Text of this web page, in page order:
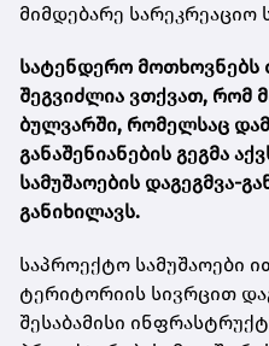
მიმდებარე სარეკრეაციო
სატენდერო მოთხოვნებს
შეგვიძლია ვთქვათ, რომ
ბულვარში, რომელსაც
განაშენიანების გეგმა
სამუშაოების დაგეგმვა-
განიხილავს.
საპროექტო სამუშაოები
ტერიტორიის სივრცით
შესაბამისი